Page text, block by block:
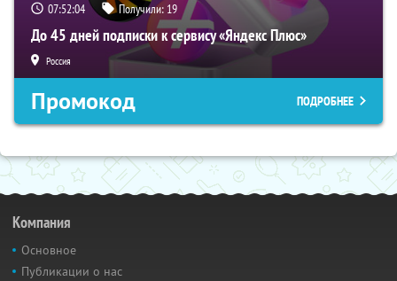
07:52:03 Получили: 19
До 45 дней подписки к сервису «Яндекс Плюс»
Россия
Промокод ПОДРОБНЕЕ
Компания
Основное
Публикации о нас